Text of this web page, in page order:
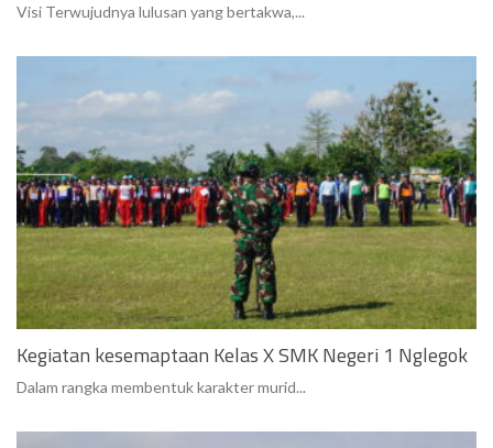
Visi Terwujudnya lulusan yang bertakwa,...
Kegiatan kesemaptaan Kelas X SMK Negeri 1 Nglegok
Dalam rangka membentuk karakter murid...